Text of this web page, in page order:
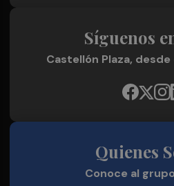
Síguenos
Castellón Plaza,
Quienes
Conoce al